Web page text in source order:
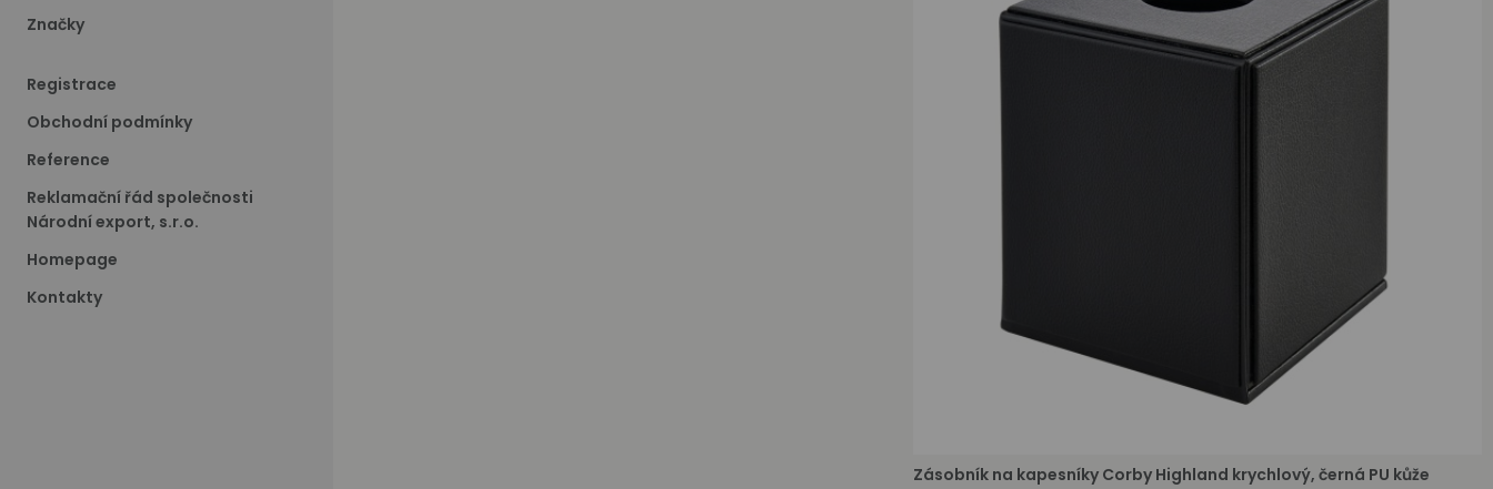
Značky
Registrace
Obchodní podmínky
Reference
Reklamační řád společnosti
Národní export, s.r.o.
Homepage
Kontakty
Zásobník na kapesníky Corby Highland krychlový, černá PU kůže